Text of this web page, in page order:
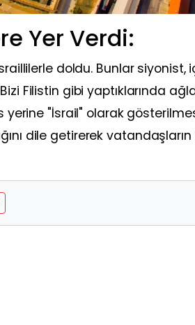
Yer Verdi:
doldu. Bunlar siyonist,
Bizi Filistin gibi yaptıklarında
yerine "İsrail" olarak
dile getirerek